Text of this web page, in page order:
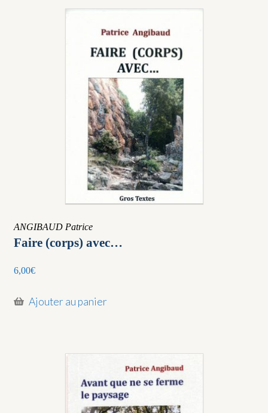
au
ancien
ANGIBAUD Patrice
Faire (corps) avec…
6,00€
Ajouter au panier